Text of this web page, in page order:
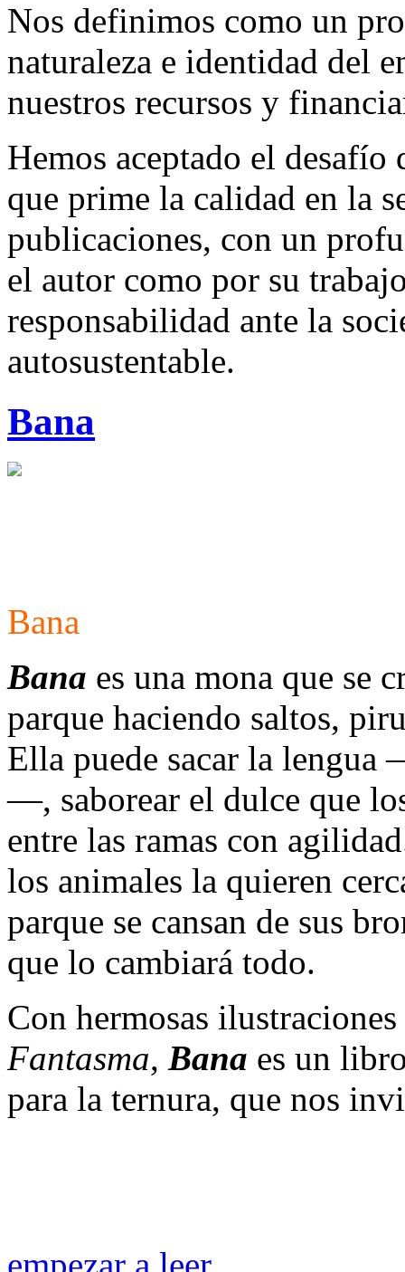
Nos definimos como un
naturaleza e identidad del
nuestros recursos y
Hemos aceptado el
que prime la calidad en la
publicaciones, con un
el autor como por su
responsabilidad ante la
autosustentable.
Bana
Bana
Bana es una mona que se
parque haciendo saltos,
Ella puede sacar la
—, saborear el dulce que
entre las ramas con
los animales la quieren
parque se cansan de sus
que lo cambiará todo.
Con hermosas
Fantasma, Bana es un
para la ternura, que nos